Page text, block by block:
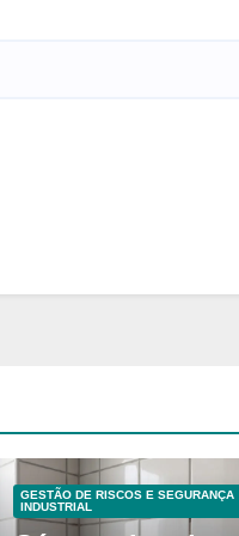
GESTÃO DE RISCOS E SEGURANÇA
INDUSTRIAL